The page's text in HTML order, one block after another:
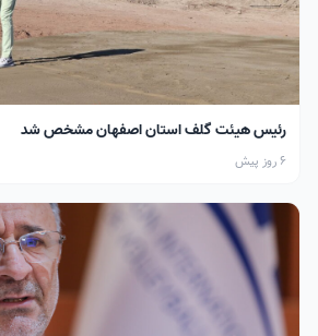
رئیس هیئت گلف استان اصفهان مشخص شد
6 روز پیش